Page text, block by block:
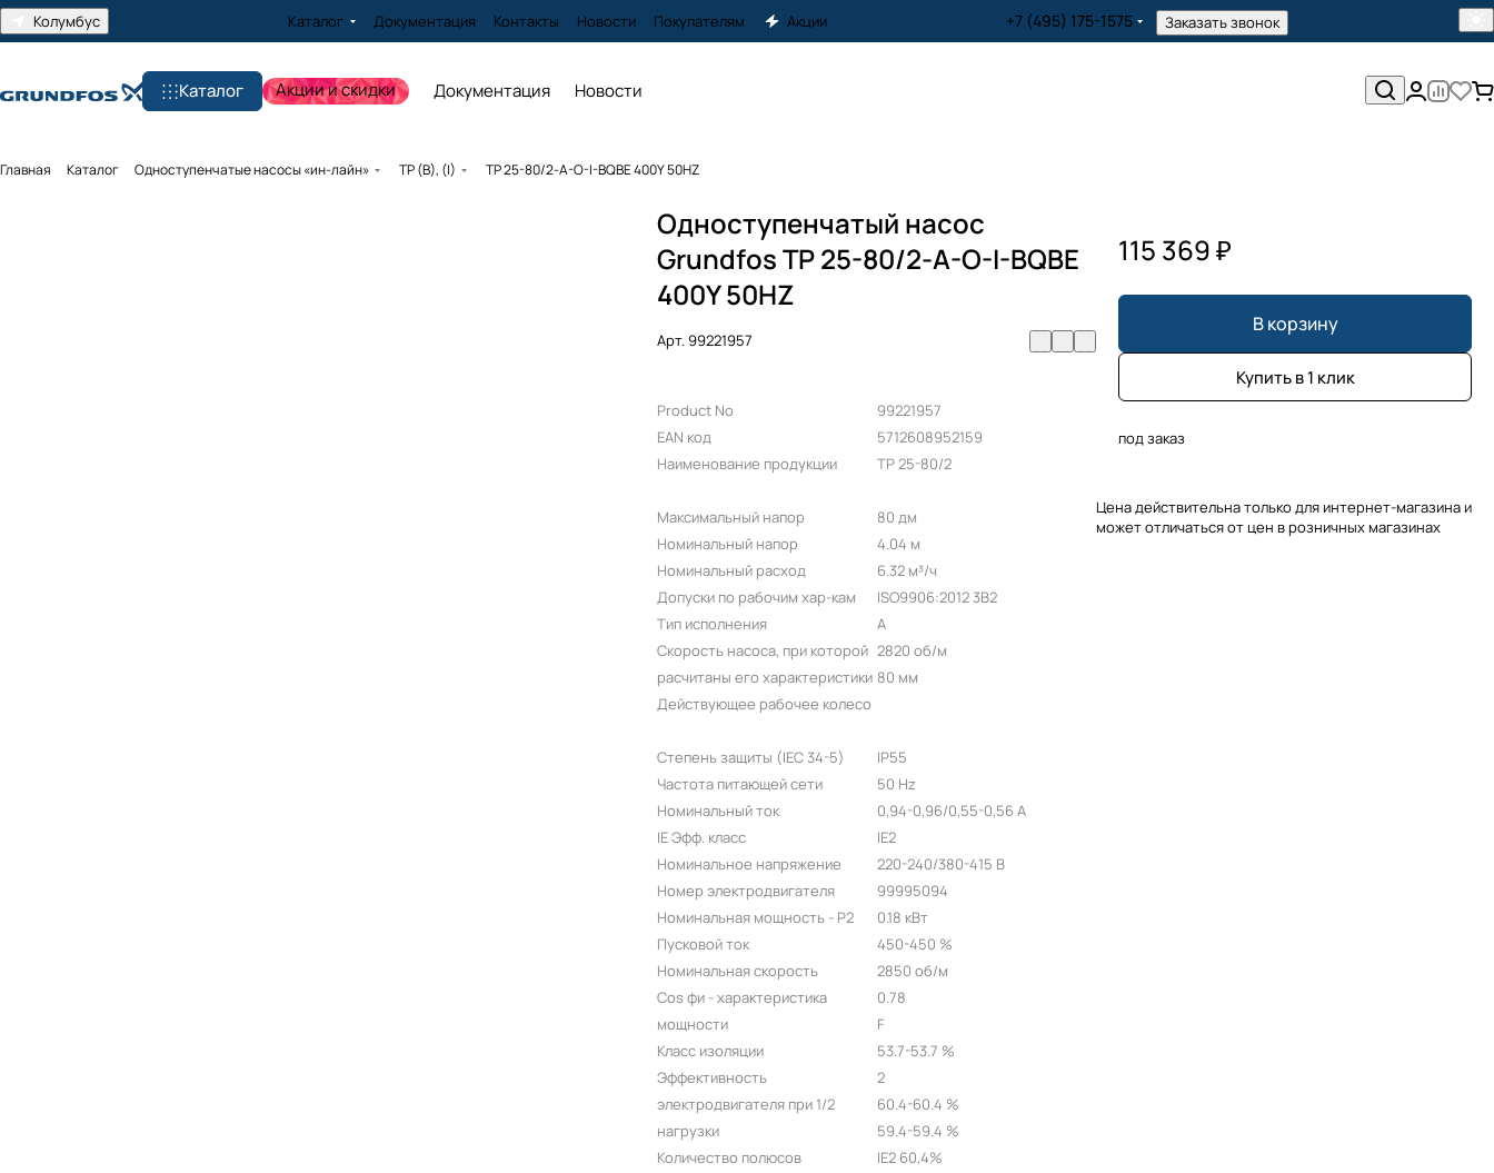
Колумбус Каталог Документация Контакты Новости Покупателям Акции +7 (495) 175-1575 Заказать звонок
Каталог Акции и скидки Документация Новости
Главная Каталог Одноступенчатые насосы «ин-лайн» TP (B), (I) TP 25-80/2-A-O-I-BQBE 400Y 50HZ
Одноступенчатый насос
Grundfos TP 25-80/2-A-O-I-BQBE
400Y 50HZ
Арт.99221957
Product No
EAN код
Наименование продукции
99221957
5712608952159
TP 25-80/2
Максимальный напор
Номинальный напор
Номинальный расход
Допуски по рабочим хар-кам
Тип исполнения
Скорость насоса, при которой
расчитаны его характеристики
Действующее рабочее колесо
80 дм
4.04 м
6.32 м³/ч
ISO9906:2012 3B2
A
2820 об/м
80 мм
Степень защиты (IEC 34-5)
Частота питающей сети
Номинальный ток
IE Эфф. класс
Номинальное напряжение
Номер электродвигателя
Номинальная мощность - P2
Пусковой ток
Номинальная скорость
Cos фи - характеристика
мощности
Класс изоляции
Эффективность
электродвигателя при 1/2
нагрузки
Количество полюсов
IP55
50 Hz
0,94-0,96/0,55-0,56 A
IE2
220-240/380-415 В
99995094
0.18 кВт
450-450 %
2850 об/м
0.78
F
53.7-53.7 %
2
60.4-60.4 %
59.4-59.4 %
IE2 60,4%
115 369 ₽
В корзину
Купить в 1 клик
под заказ
Цена действительна только для интернет-магазина и
может отличаться от цен в розничных магазинах